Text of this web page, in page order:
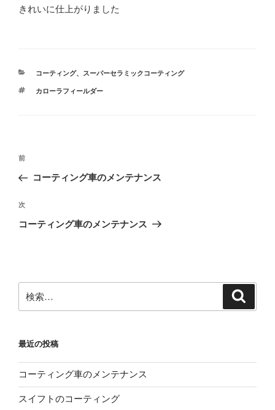
きれいに仕上がりました
カ
ゴ
コーティング、 スーパーセラミックコーティング
タ
カローラフィールダー
投
ナ
ビ
ゲ
ン
前
の
稿
前
コーティング車のメンテナンス
次
の
次
コーティング車のメンテナンス
索:
最近の投稿
コーティング車のメンテナンス
スイフトのコーティング